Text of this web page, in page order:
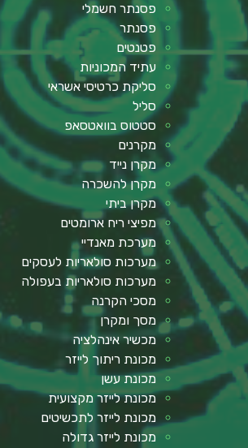
פסנתר חשמלי
פסנתר
פטנטים
עתיד המכוניות
סליקת כרטיסי אשראי
סליל
סטטוס בוואטסאפ
מקרנים
מקרן נייד
מקרן להשכרה
מקרן ביתי
מפיצי ריח ארומטים
מערכת מאנדיי
מערכות סולאריות לעסקים
מערכות סולאריות בעפולה
מסכי הקרנה
מסך ומקרן
מכשיר אינהלציה
מכונת ריתוך לייזר
מכונת עשן
מכונת לייזר מקצועית
מכונת לייזר לתכשיטים
מכונת לייזר גדולה